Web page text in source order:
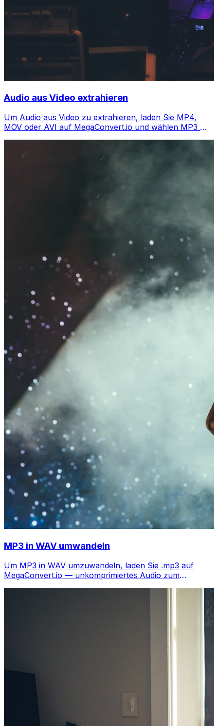
Audio aus Video extrahieren
Um Audio aus Video zu extrahieren, laden Sie MP4,
MOV oder AVI auf MegaConvert.io und wählen MP3 —
MP3 in WAV umwandeln
Um MP3 in WAV umzuwandeln, laden Sie .mp3 auf
MegaConvert.io — unkomprimiertes Audio zum